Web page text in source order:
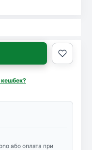
або оплата при